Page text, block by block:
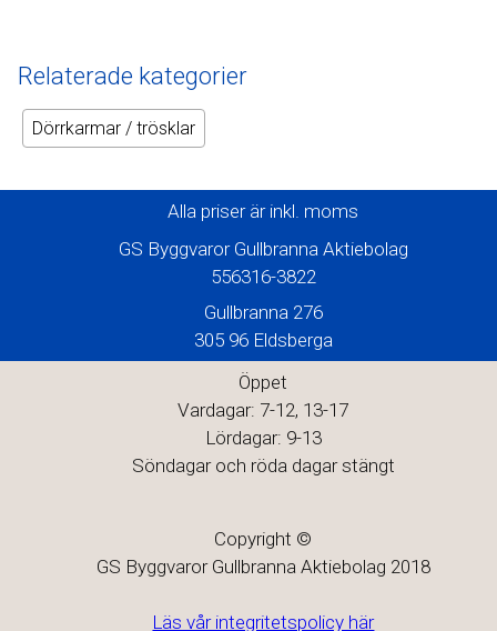
Relaterade kategorier
Dörrkarmar / trösklar
Alla priser är inkl. moms
GS Byggvaror Gullbranna Aktiebolag
556316-3822
Gullbranna 276
305 96 Eldsberga
Öppet
Vardagar: 7-12, 13-17
Lördagar: 9-13
Söndagar och röda dagar stängt
Copyright ©
GS Byggvaror Gullbranna Aktiebolag 2018
Läs vår integritetspolicy här